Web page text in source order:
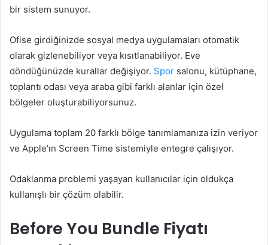
bir sistem sunuyor.
Ofise girdiğinizde sosyal medya uygulamaları otomatik
olarak gizlenebiliyor veya kısıtlanabiliyor. Eve
döndüğünüzde kurallar değişiyor. Spor salonu, kütüphane,
toplantı odası veya araba gibi farklı alanlar için özel
bölgeler oluşturabiliyorsunuz.
Uygulama toplam 20 farklı bölge tanımlamanıza izin veriyor
ve Apple’ın Screen Time sistemiyle entegre çalışıyor.
Odaklanma problemi yaşayan kullanıcılar için oldukça
kullanışlı bir çözüm olabilir.
Before You Bundle Fiyatı